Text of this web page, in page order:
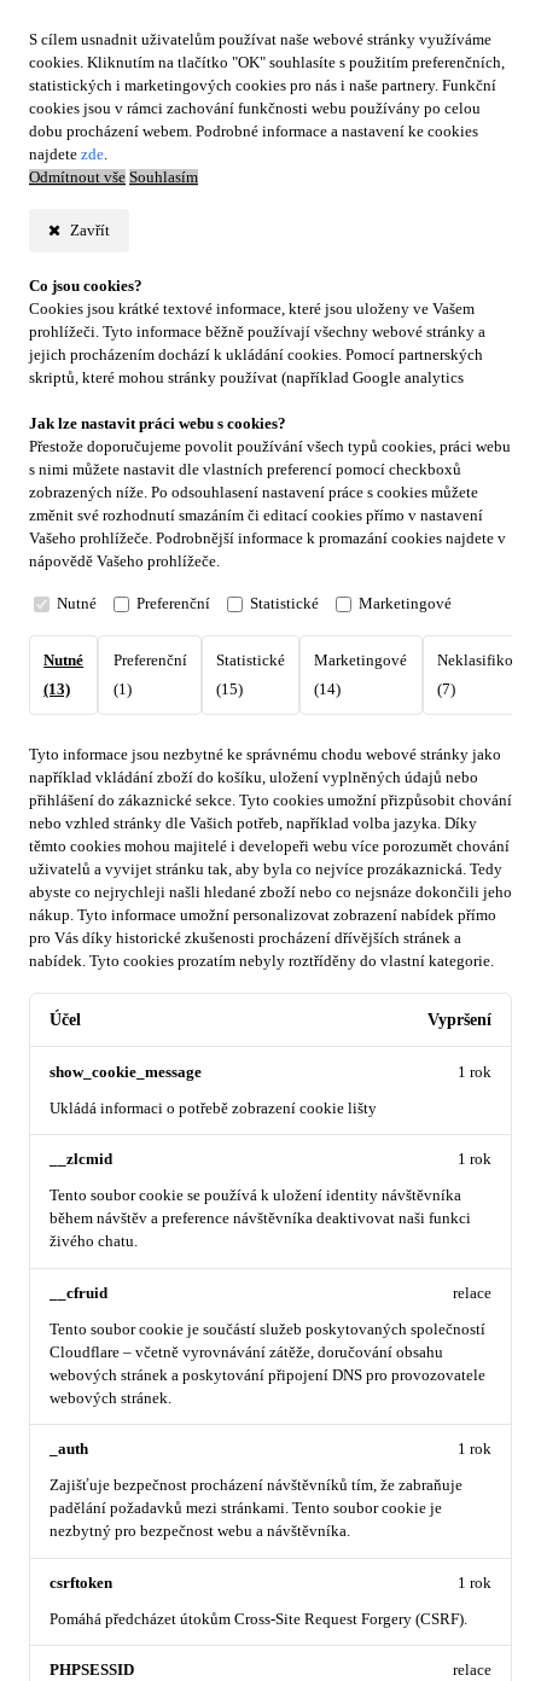
S cílem usnadnit uživatelům používat naše webové stránky využíváme
cookies. Kliknutím na tlačítko "OK" souhlasíte s použitím preferenčních,
statistických i marketingových cookies pro nás i naše partnery. Funkční
cookies jsou v rámci zachování funkčnosti webu používány po celou
dobu procházení webem. Podrobné informace a nastavení ke cookies
najdete zde.
Odmítnout vše Souhlasím
Zavřít
Co jsou cookies?
Cookies jsou krátké textové informace, které jsou uloženy ve Vašem
prohlížeči. Tyto informace běžně používají všechny webové stránky a
jejich procházením dochází k ukládání cookies. Pomocí partnerských
skriptů, které mohou stránky používat (například Google analytics
Jak lze nastavit práci webu s cookies?
Přestože doporučujeme povolit používání všech typů cookies, práci webu
s nimi můžete nastavit dle vlastních preferencí pomocí checkboxů
zobrazených níže. Po odsouhlasení nastavení práce s cookies můžete
změnit své rozhodnutí smazáním či editací cookies přímo v nastavení
Vašeho prohlížeče. Podrobnější informace k promazání cookies najdete v
nápovědě Vašeho prohlížeče.
Nutné Preferenční Statistické Marketingové
Nutné
(13)
Preferenční
(1)
Statistické
(15)
Marketingové
(14)
(7)
Tyto informace jsou nezbytné ke správnému chodu webové stránky jako
například vkládání zboží do košíku, uložení vyplněných údajů nebo
přihlášení do zákaznické sekce. Tyto cookies umožní přizpůsobit chování
nebo vzhled stránky dle Vašich potřeb, například volba jazyka. Díky
těmto cookies mohou majitelé i developeři webu více porozumět chování
uživatelů a vyvijet stránku tak, aby byla co nejvíce prozákaznická. Tedy
abyste co nejrychleji našli hledané zboží nebo co nejsnáze dokončili jeho
nákup. Tyto informace umožní personalizovat zobrazení nabídek přímo
pro Vás díky historické zkušenosti procházení dřívějších stránek a
nabídek. Tyto cookies prozatím nebyly roztříděny do vlastní kategorie.
Účel Vypršení
show_cookie_message
Ukládá informaci o potřebě zobrazení cookie lišty
1 rok
__zlcmid
Tento soubor cookie se používá k uložení identity návštěvníka
během návštěv a preference návštěvníka deaktivovat naši funkci
živého chatu.
1 rok
__cfruid
Tento soubor cookie je součástí služeb poskytovaných společností
Cloudflare – včetně vyrovnávání zátěže, doručování obsahu
webových stránek a poskytování připojení DNS pro provozovatele
webových stránek.
relace
_auth
Zajišťuje bezpečnost procházení návštěvníků tím, že zabraňuje
padělání požadavků mezi stránkami. Tento soubor cookie je
nezbytný pro bezpečnost webu a návštěvníka.
1 rok
csrftoken
Pomáhá předcházet útokům Cross-Site Request Forgery (CSRF).
1 rok
PHPSESSID relace